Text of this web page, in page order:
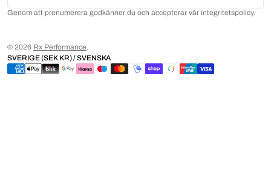
Genom att prenumerera godkänner du och accepterar vår integritetspolicy.
© 2026 Rx Performance.
SVERIGE (SEK KR) / SVENSKA